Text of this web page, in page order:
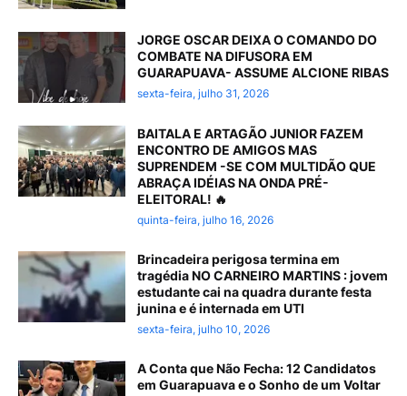
JORGE OSCAR DEIXA O COMANDO DO
COMBATE NA DIFUSORA EM
GUARAPUAVA- ASSUME ALCIONE RIBAS
sexta-feira, julho 31, 2026
BAITALA E ARTAGÃO JUNIOR FAZEM
ENCONTRO DE AMIGOS MAS
SUPRENDEM -SE COM MULTIDÃO QUE
ABRAÇA IDÉIAS NA ONDA PRÉ-
ELEITORAL! 🔥
quinta-feira, julho 16, 2026
Brincadeira perigosa termina em
tragédia NO CARNEIRO MARTINS : jovem
estudante cai na quadra durante festa
junina e é internada em UTI
sexta-feira, julho 10, 2026
A Conta que Não Fecha: 12 Candidatos
em Guarapuava e o Sonho de um Voltar